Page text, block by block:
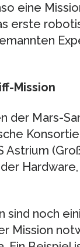
eine
erste
Mission
der Mars-
Astrium
sind noch
Mission